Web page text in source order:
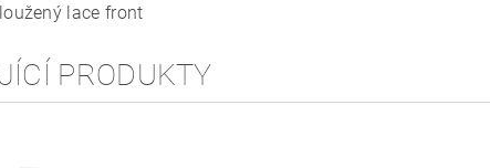
lace front
PRODUKTY